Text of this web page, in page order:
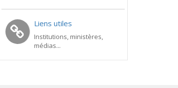
Liens utiles
Institutions, ministères,
médias...